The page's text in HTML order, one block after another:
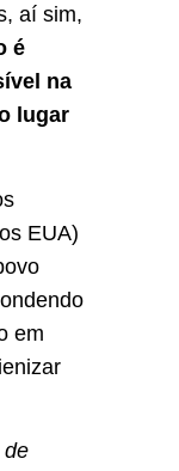
aí sim,
é
na
lugar
EUA)
em
de